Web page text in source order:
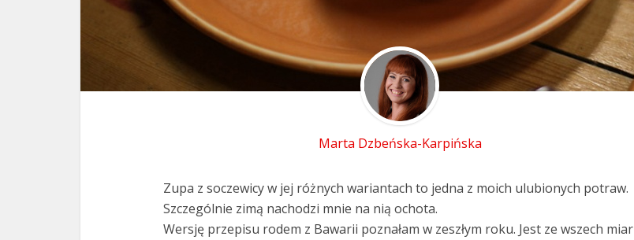
Marta Dzbeńska-Karpińska
Zupa z soczewicy w jej różnych wariantach to jedna z moich ulubionych potraw.
Szczególnie zimą nachodzi mnie na nią ochota.
Wersję przepisu rodem z Bawarii poznałam w zeszłym roku. Jest ze wszech miar